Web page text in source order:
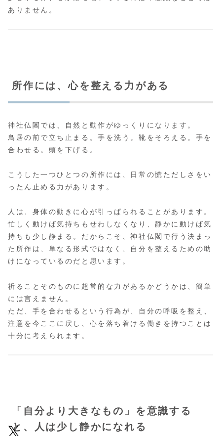
ありません。
所作には、心を整える力がある
神社仏閣では、自然と動作がゆっくりになります。
鳥居の前で立ち止まる。手を洗う。靴をそろえる。手を
合わせる。頭を下げる。
こうした一つひとつの所作には、日常の慌ただしさをい
ったん止める力があります。
人は、身体の動きに心が引っぱられることがあります。
忙しく動けば気持ちもせわしなくなり、静かに動けば気
持ちも少し静まる。だからこそ、神社仏閣で行う決まっ
た所作は、単なる形式ではなく、自分を整えるための助
けになっているのだと思います。
祈ることそのものに超常的な力があるかどうかは、簡単
には言えません。
ただ、手を合わせるという行為が、自分の呼吸を整え、
注意を今ここに戻し、心を落ち着ける働きを持つことは
十分に考えられます。
「自分より大きなもの」を意識する
と、人は少し静かになれる